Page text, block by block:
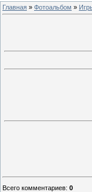
Главная » Фотоальбом »
Всего комментариев: 0